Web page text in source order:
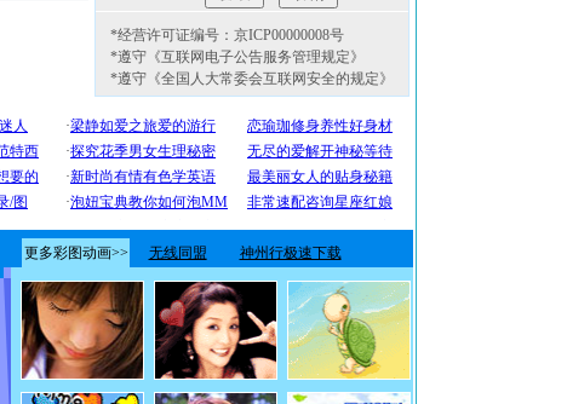
*经营许可证编号：京ICP00000008号
*遵守《互联网电子公告服务管理规定》
*遵守《全国人大常委会互联网安全的规定》